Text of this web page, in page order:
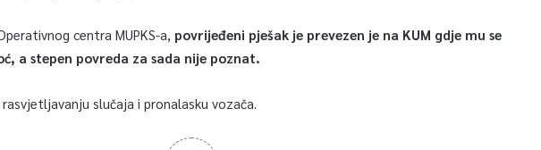
centra MUPKS-a, povrijeđeni pješak je prevezen je na KUM gdje mu se
a stepen povreda za sada nije poznat.
slučaja i pronalasku vozača.